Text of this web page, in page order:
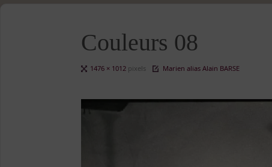
Couleurs 08
Full1476 × 1012 pixels Marien alias Alain BARSE